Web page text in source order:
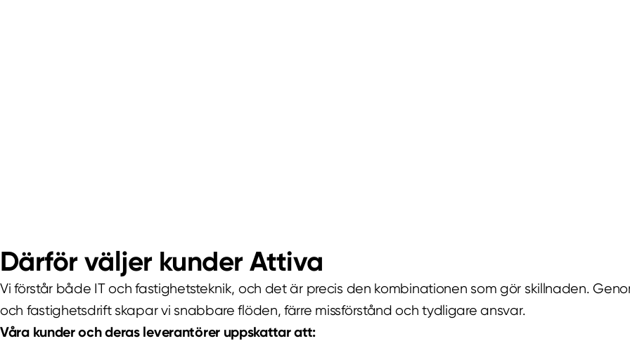
Därför väljer kunder Attiva
Vi förstår både IT och fastighetsteknik, och det är precis den kombinationen som gör skillnaden.
och fastighetsdrift skapar vi snabbare flöden, färre missförstånd och tydligare ansvar.
Våra kunder och deras leverantörer uppskattar att: